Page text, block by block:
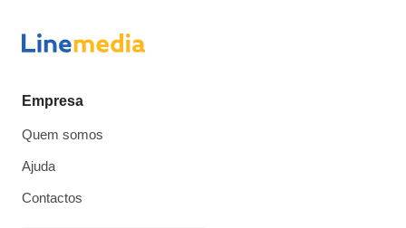
Empresa
Quem somos
Ajuda
Contactos